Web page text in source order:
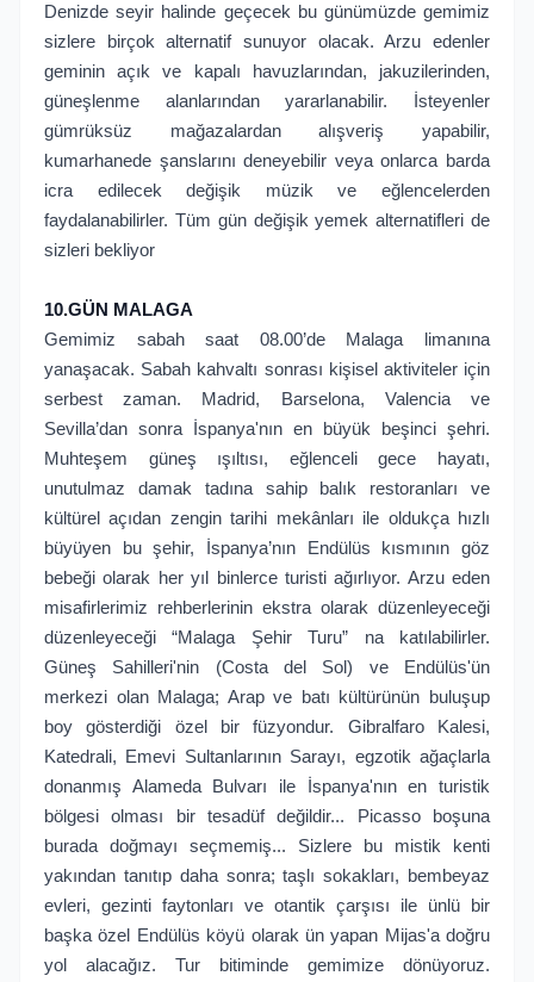
Denizde seyir halinde geçecek bu günümüzde gemimiz
sizlere birçok alternatif sunuyor olacak. Arzu edenler
geminin açık ve kapalı havuzlarından, jakuzilerinden,
güneşlenme alanlarından yararlanabilir. İsteyenler
gümrüksüz mağazalardan alışveriş yapabilir,
kumarhanede şanslarını deneyebilir veya onlarca barda
icra edilecek değişik müzik ve eğlencelerden
faydalanabilirler. Tüm gün değişik yemek alternatifleri de
sizleri bekliyor
10.GÜN MALAGA
Gemimiz sabah saat 08.00’de Malaga limanına
yanaşacak. Sabah kahvaltı sonrası kişisel aktiviteler için
serbest zaman. Madrid, Barselona, Valencia ve
Sevilla’dan sonra İspanya'nın en büyük beşinci şehri.
Muhteşem güneş ışıltısı, eğlenceli gece hayatı,
unutulmaz damak tadına sahip balık restoranları ve
kültürel açıdan zengin tarihi mekânları ile oldukça hızlı
büyüyen bu şehir, İspanya’nın Endülüs kısmının göz
bebeği olarak her yıl binlerce turisti ağırlıyor. Arzu eden
misafirlerimiz rehberlerinin ekstra olarak düzenleyeceği
düzenleyeceği “Malaga Şehir Turu” na katılabilirler.
Güneş Sahilleri'nin (Costa del Sol) ve Endülüs'ün
merkezi olan Malaga; Arap ve batı kültürünün buluşup
boy gösterdiği özel bir füzyondur. Gibralfaro Kalesi,
Katedrali, Emevi Sultanlarının Sarayı, egzotik ağaçlarla
donanmış Alameda Bulvarı ile İspanya'nın en turistik
bölgesi olması bir tesadüf değildir... Picasso boşuna
burada doğmayı seçmemiş... Sizlere bu mistik kenti
yakından tanıtıp daha sonra; taşlı sokakları, bembeyaz
evleri, gezinti faytonları ve otantik çarşısı ile ünlü bir
başka özel Endülüs köyü olarak ün yapan Mijas'a doğru
yol alacağız. Tur bitiminde gemimize dönüyoruz.